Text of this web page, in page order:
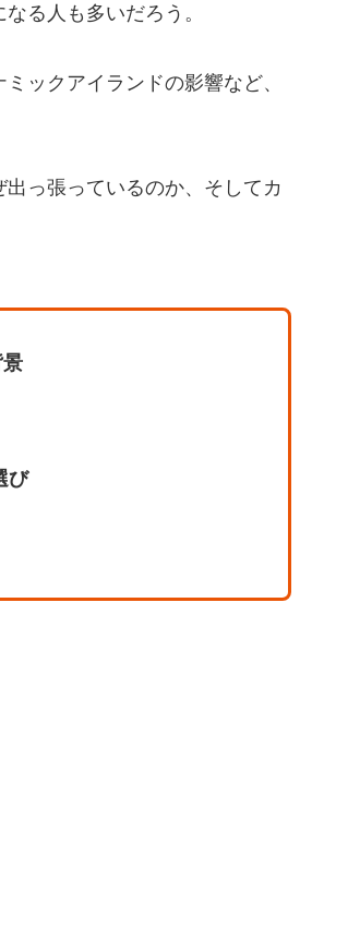
る人も多いだろう。
ックアイランドの影響など、
っ張っているのか、そしてカ
び